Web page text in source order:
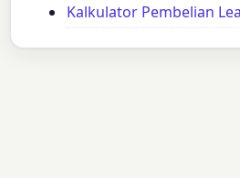
Kalkulator Pembelian